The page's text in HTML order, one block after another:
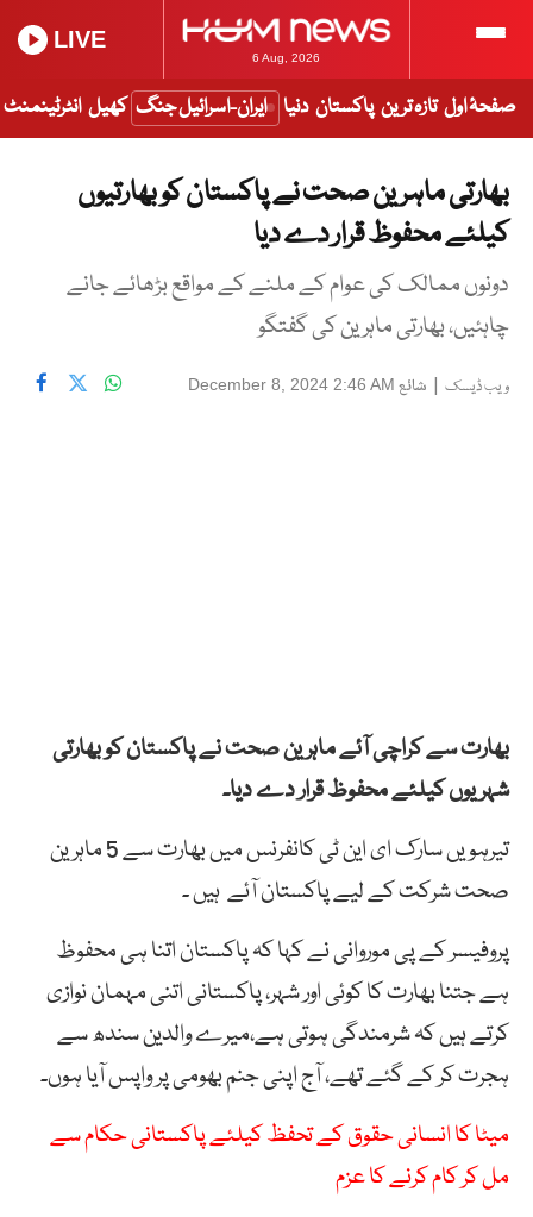
6 Aug, 2026
LIVE
صفحۂ اول تازہ ترین پاکستان دنیا ایران-اسرائیل جنگ کھیل انٹرٹینمنٹ
بھارتی ماہرین صحت نے پاکستان کو بھارتیوں
کیلئے محفوظ قرار دے دیا
دونوں ممالک کی عوام کے ملنے کے مواقع بڑھائے جانے
چاہئیں، بھارتی ماہرین کی گفتگو
ویب ڈیسک | شائع December 8, 2024 2:46 AM
بھارت سے کراچی آئے ماہرین صحت نے پاکستان کو بھارتی
شہریوں کیلئے محفوظ قرار دے دیا۔
تیرہویں سارک ای این ٹی کانفرنس میں بھارت سے 5 ماہرین
صحت شرکت کے لیے پاکستان آئے ہیں ۔
پروفیسر کے پی موروانی نے کہا کہ پاکستان اتنا ہی محفوظ
ہے جتنا بھارت کا کوئی اور شہر، پاکستانی اتنی مہمان نوازی
کرتے ہیں کہ شرمندگی ہوتی ہے،میرے والدین سندھ سے
ہجرت کر کے گئے تھے، آج اپنی جنم بھومی پر واپس آیا ہوں۔
میٹا کا انسانی حقوق کے تحفظ کیلئے پاکستانی حکام سے
مل کر کام کرنے کا عزم